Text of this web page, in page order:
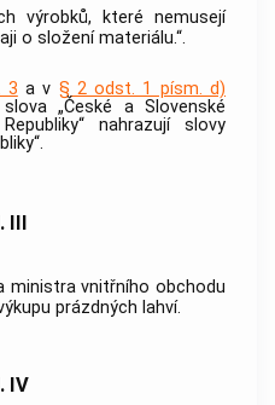
výrobků, které nemusejí
o složení materiálu.“.
3 a v § 2 odst. 1 písm. d)
„České a Slovenské
Republiky“ nahrazují slovy
III
ministra vnitřního obchodu
prázdných lahví.
IV